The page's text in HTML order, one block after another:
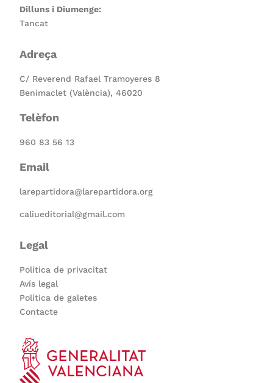
Dilluns i Diumenge:
Tancat
Adreça
C/ Reverend Rafael Tramoyeres 8
Benimaclet (València), 46020
Telèfon
960 83 56 13
Email
larepartidora@larepartidora.org
caliueditorial@gmail.com
Legal
Política de privacitat
Avís legal
Política de galetes
Contacte